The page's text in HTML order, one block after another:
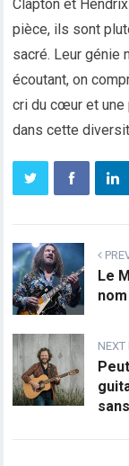
Clapton et
pièce, ils sont
sacré. Leur génie
écoutant, on
cri du cœur et une
dans cette
Le